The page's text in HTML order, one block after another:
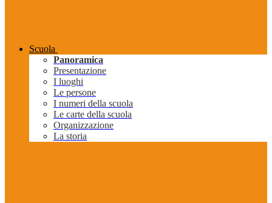
Scuola
Panoramica
Presentazione
I luoghi
Le persone
I numeri della scuola
Le carte della scuola
Organizzazione
La storia